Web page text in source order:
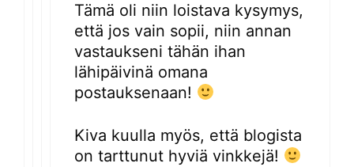
Tämä oli niin loistava kysymys,
että jos vain sopii, niin annan
vastaukseni tähän ihan
lähipäivinä omana
postauksenaan!
Kiva kuulla myös, että blogista
on tarttunut hyviä vinkkejä!